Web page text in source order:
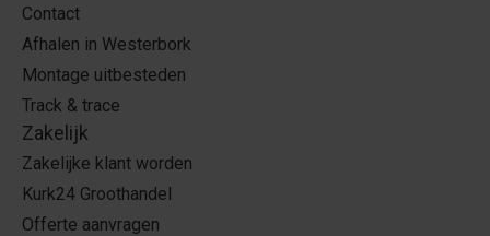
Contact
Afhalen in Westerbork
Montage uitbesteden
Track & trace
Zakelijk
Zakelijke klant worden
Kurk24 Groothandel
Offerte aanvragen